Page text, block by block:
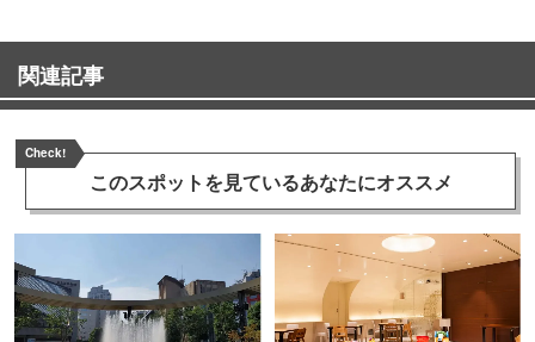
関連記事
Check!
このスポットを見ているあなたにオススメ